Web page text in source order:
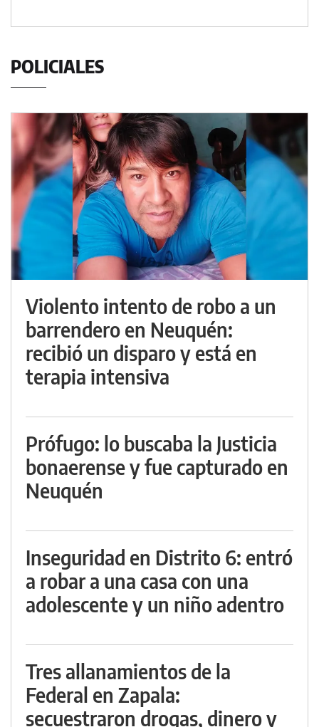
POLICIALES
Violento intento de robo a un
barrendero en Neuquén:
recibió un disparo y está en
terapia intensiva
Prófugo: lo buscaba la Justicia
bonaerense y fue capturado en
Neuquén
Inseguridad en Distrito 6: entró
a robar a una casa con una
adolescente y un niño adentro
Tres allanamientos de la
Federal en Zapala:
secuestraron drogas, dinero y